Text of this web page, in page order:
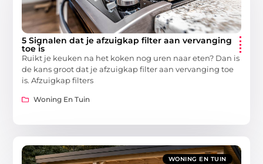
5 Signalen dat je afzuigkap filter aan vervanging
toe is
Ruikt je keuken na het koken nog uren naar eten? Dan is
de kans groot dat je afzuigkap filter aan vervanging toe
is. Afzuigkap filters
Woning En Tuin
WONING EN TUIN